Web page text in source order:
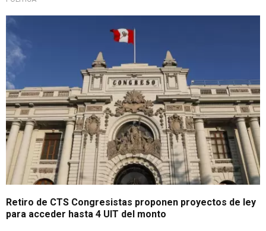
Retiro de CTS Congresistas proponen proyectos de ley
para acceder hasta 4 UIT del monto